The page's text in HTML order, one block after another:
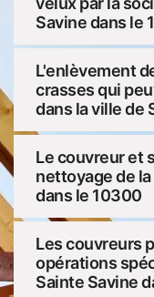
Savine dans le
L'enlèvement
crasses qui
dans la ville de
Le couvreur et
nettoyage de
dans le 10300
Les couvreurs
opérations
Sainte Savine